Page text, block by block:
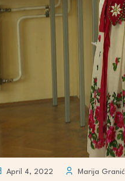
April 4, 2022 Marija Granić